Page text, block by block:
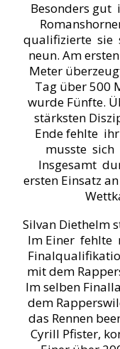
Besonders gut
qualifizierte sie
neun. Am
Meter
Tag über 500
wurde Fünfte.
stärksten
Ende fehlte
musste sich
Insgesamt
ersten Einsatz
Silvan Diethelm
Im Einer fehlte
mit dem
Im selben
dem
das Rennen
Cyrill Pfister,